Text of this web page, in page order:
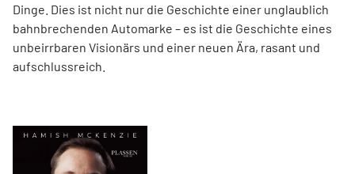
Dinge. Dies ist nicht nur die Geschichte einer unglaublich
bahnbrechenden Automarke – es ist die Geschichte eines
unbeirrbaren Visionärs und einer neuen Ära, rasant und
aufschlussreich.